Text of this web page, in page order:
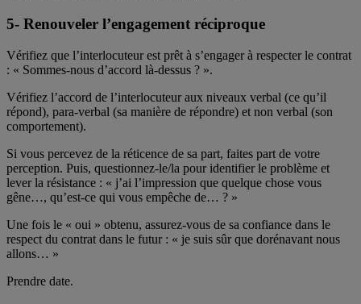
5- Renouveler l’engagement réciproque
Vérifiez que l’interlocuteur est prêt à s’engager à respecter le contrat
: « Sommes-nous d’accord là-dessus ? ».
Vérifiez l’accord de l’interlocuteur aux niveaux verbal (ce qu’il
répond), para-verbal (sa manière de répondre) et non verbal (son
comportement).
Si vous percevez de la réticence de sa part, faites part de votre
perception. Puis, questionnez-le/la pour identifier le problème et
lever la résistance : « j’ai l’impression que quelque chose vous
gêne…, qu’est-ce qui vous empêche de… ? »
Une fois le « oui » obtenu, assurez-vous de sa confiance dans le
respect du contrat dans le futur : « je suis sûr que dorénavant nous
allons… »
Prendre date.